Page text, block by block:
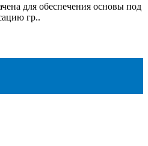
для обеспечения основы под
гр..